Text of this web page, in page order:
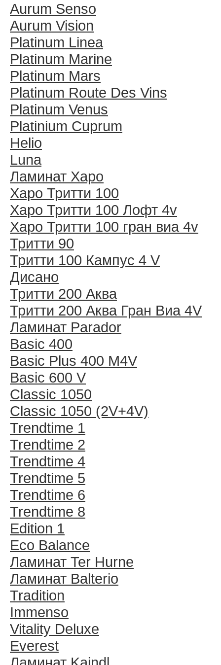
Aurum Senso
Aurum Vision
Platinum Linea
Platinum Marine
Platinum Mars
Platinum Route Des Vins
Platinum Venus
Platinium Cuprum
Helio
Luna
Ламинат Харо
Харо Тритти 100
Харо Тритти 100 Лофт 4v
Харо Тритти 100 гран виа 4v
Тритти 90
Тритти 100 Кампус 4 V
Дисано
Тритти 200 Аква
Тритти 200 Аква Гран Виа 4V
Ламинат Parador
Basic 400
Basic Plus 400 M4V
Basic 600 V
Classic 1050
Classic 1050 (2V+4V)
Trendtime 1
Trendtime 2
Trendtime 4
Trendtime 5
Trendtime 6
Trendtime 8
Edition 1
Eco Balance
Ламинат Ter Hurne
Ламинат Balterio
Tradition
Immenso
Vitality Deluxe
Everest